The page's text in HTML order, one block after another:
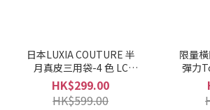
日本LUXIA COUTURE 半
月真皮三用袋-4 色 LC
8009
HK$299.00
HK$599.00
限量
彈力